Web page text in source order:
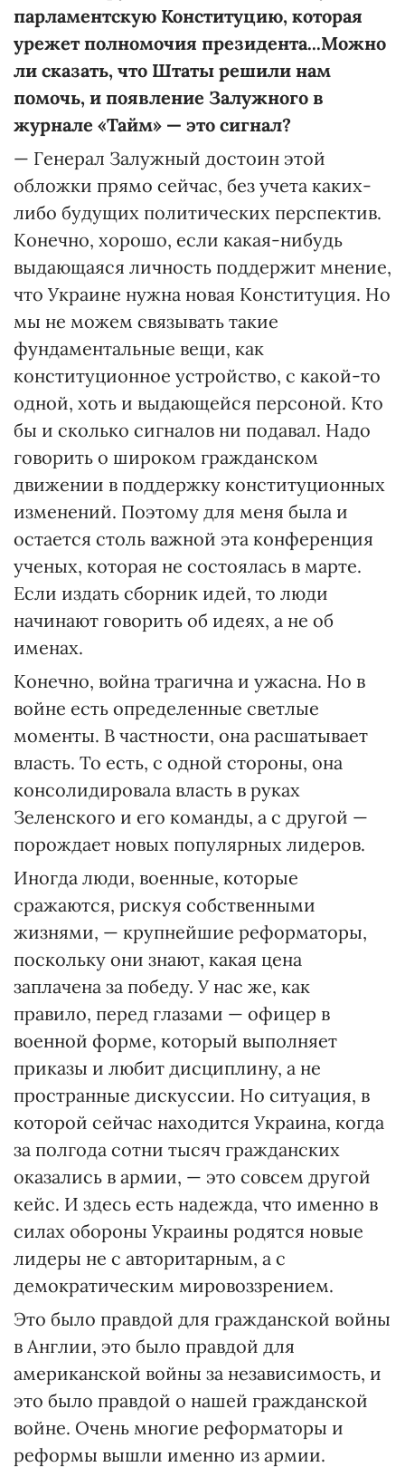
парламентскую Конституцию, которая
урежет полномочия президента...Можно
ли сказать, что Штаты решили нам
помочь, и появление Залужного в
журнале «Тайм» — это сигнал?
— Генерал Залужный достоин этой
обложки прямо сейчас, без учета каких-
либо будущих политических перспектив.
Конечно, хорошо, если какая-нибудь
выдающаяся личность поддержит мнение,
что Украине нужна новая Конституция. Но
мы не можем связывать такие
фундаментальные вещи, как
конституционное устройство, с какой-то
одной, хоть и выдающейся персоной. Кто
бы и сколько сигналов ни подавал. Надо
говорить о широком гражданском
движении в поддержку конституционных
изменений. Поэтому для меня была и
остается столь важной эта конференция
ученых, которая не состоялась в марте.
Если издать сборник идей, то люди
начинают говорить об идеях, а не об
именах.
Конечно, война трагична и ужасна. Но в
войне есть определенные светлые
моменты. В частности, она расшатывает
власть. То есть, с одной стороны, она
консолидировала власть в руках
Зеленского и его команды, а с другой —
порождает новых популярных лидеров.
Иногда люди, военные, которые
сражаются, рискуя собственными
жизнями, — крупнейшие реформаторы,
поскольку они знают, какая цена
заплачена за победу. У нас же, как
правило, перед глазами — офицер в
военной форме, который выполняет
приказы и любит дисциплину, а не
пространные дискуссии. Но ситуация, в
которой сейчас находится Украина, когда
за полгода сотни тысяч гражданских
оказались в армии, — это совсем другой
кейс. И здесь есть надежда, что именно в
силах обороны Украины родятся новые
лидеры не с авторитарным, а с
демократическим мировоззрением.
Это было правдой для гражданской войны
в Англии, это было правдой для
американской войны за независимость, и
это было правдой о нашей гражданской
войне. Очень многие реформаторы и
реформы вышли именно из армии.